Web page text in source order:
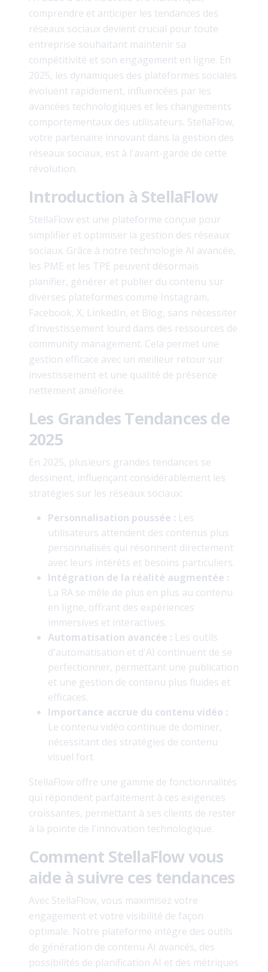
comprendre et anticiper les tendances des
réseaux sociaux devient crucial pour toute
entreprise souhaitant maintenir sa
compétitivité et son engagement en ligne. En
2025, les dynamiques des plateformes sociales
évoluent rapidement, influencées par les
avancées technologiques et les changements
comportementaux des utilisateurs. StellaFlow,
votre partenaire innovant dans la gestion des
réseaux sociaux, est à l'avant-garde de cette
révolution.
Introduction à StellaFlow
StellaFlow est une plateforme conçue pour
simplifier et optimiser la gestion des réseaux
sociaux. Grâce à notre technologie AI avancée,
les PME et les TPE peuvent désormais
planifier, générer et publier du contenu sur
diverses plateformes comme Instagram,
Facebook, X, LinkedIn, et Blog, sans nécessiter
d'investissement lourd dans des ressources de
community management. Cela permet une
gestion efficace avec un meilleur retour sur
investissement et une qualité de présence
nettement améliorée.
Les Grandes Tendances de
2025
En 2025, plusieurs grandes tendances se
dessinent, influençant considérablement les
stratégies sur les réseaux sociaux:
Personnalisation poussée : Les
utilisateurs attendent des contenus plus
personnalisés qui résonnent directement
avec leurs intérêts et besoins particuliers.
Intégration de la réalité augmentée :
La RA se mêle de plus en plus au contenu
en ligne, offrant des expériences
immersives et interactives.
Automatisation avancée : Les outils
d'automatisation et d'AI continuent de se
perfectionner, permettant une publication
et une gestion de contenu plus fluides et
efficaces.
Importance accrue du contenu vidéo :
Le contenu vidéo continue de dominer,
nécessitant des stratégies de contenu
visuel fort.
StellaFlow offre une gamme de fonctionnalités
qui répondent parfaitement à ces exigences
croissantes, permettant à ses clients de rester
à la pointe de l'innovation technologique.
Comment StellaFlow vous
aide à suivre ces tendances
Avec StellaFlow, vous maximisez votre
engagement et votre visibilité de façon
optimale. Notre plateforme intègre des outils
de génération de contenu AI avancés, des
possibilités de planification AI et des métriques